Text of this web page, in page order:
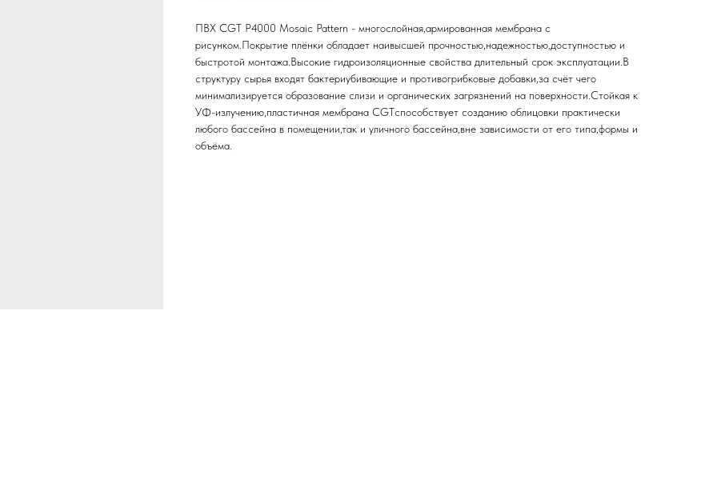
ПВХ CGT P4000 Mosaic Pattern - многослойная,армированная мембрана с
рисунком.Покрытие плёнки обладает наивысшей прочностью,надежностью,доступностью и
быстротой монтажа.Высокие гидроизоляционные свойства длительный срок эксплуатации.В
структуру сырья входят бактериубивающие и противогрибковые добавки,за счёт чего
минимализируется образование слизи и органических загрязнений на поверхности.Стойкая к
УФ-излучению,пластичная мембрана CGTспособствует созданию облицовки практически
любого бассейна в помещении,так и уличного бассейна,вне зависимости от его типа,формы и
объёма.